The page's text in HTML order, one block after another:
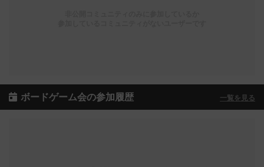
ボードゲーム会の参加履歴 一覧を見る